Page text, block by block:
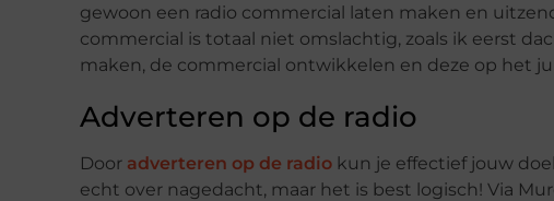
gewoon een radio commercial laten maken en
commercial is totaal niet omslachtig, zoals ik eerst
maken, de commercial ontwikkelen en deze op het
Adverteren op de radio
Door adverteren op de radio kun je effectief jouw
echt over nagedacht, maar het is best logisch! Via